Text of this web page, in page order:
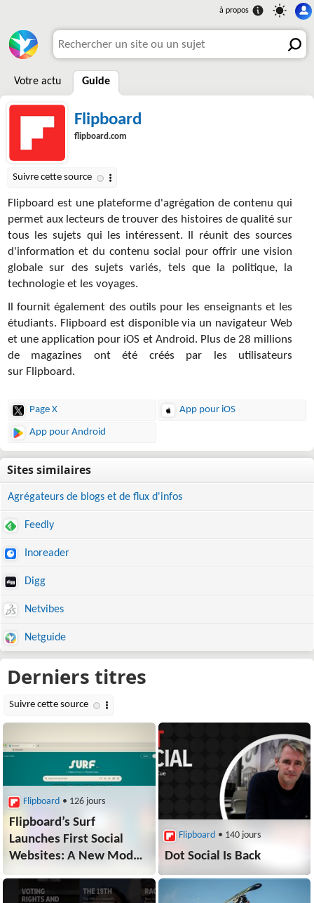
Votre actu Guide
Flipboard
flipboard.com
Flipboard est une plateforme d'agrégation de contenu qui
permet aux lecteurs de trouver des histoires de qualité sur
tous les sujets qui les intéressent. Il réunit des sources
d'information et du contenu social pour offrir une vision
globale sur des sujets variés, tels que la politique, la
technologie et les voyages.
Il fournit également des outils pour les enseignants et les
étudiants. Flipboard est disponible via un navigateur Web
et une application pour iOS et Android. Plus de 28 millions
de magazines ont été créés par les utilisateurs
sur Flipboard.
Page X App pour iOS
App pour Android
Agrégateurs de blogs et de flux d'infos
Feedly
Inoreader
Digg
Netvibes
Netguide
Flipboard • 126 jours
Flipboard’s Surf
Launches First Social
Websites: A New Model
Flipboard • 140 jours
Dot Social Is Back